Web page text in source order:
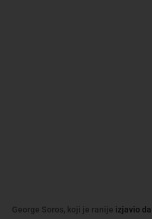
George Soros, koji je ranije izjavio